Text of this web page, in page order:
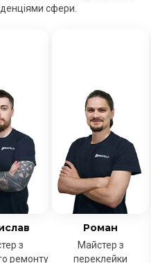
сфери.
з
ремонту
Роман
Майстер з
переклейки